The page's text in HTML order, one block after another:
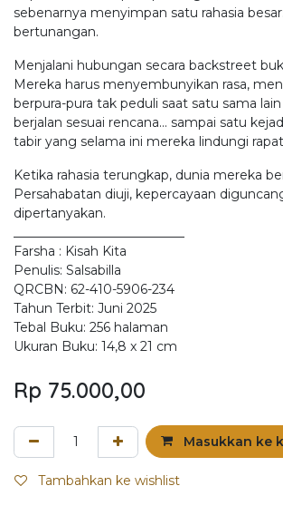
sebenarnya menyimpan satu rahasia
bertunangan.
Menjalani hubungan secara backstreet
Mereka harus menyembunyikan rasa,
berpura-pura tak peduli saat satu sama
berjalan sesuai rencana... sampai satu
tabir yang selama ini mereka lindungi
Ketika rahasia terungkap, dunia mereka
Persahabatan diuji, kepercayaan
dipertanyakan.
Farsha : Kisah Kita
Penulis: Salsabilla
QRCBN: 62-410-5906-234
Tahun Terbit: Juni 2025
Tebal Buku: 256 halaman
Ukuran Buku: 14,8 x 21 cm
Rp 75.000,00
Masukkan ke
Tambahkan ke wishlist